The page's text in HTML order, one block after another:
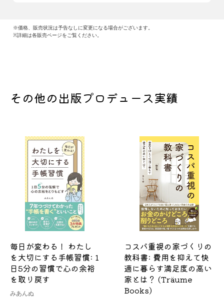
※価格、販売状況は予告なしに変更になる場合がございます。
※詳細は各販売ページをご覧ください。
その他の出版プロデュース実績
毎日が変わる！ わたし
を大切にする手帳習慣: 1
日5分の習慣で心の余裕
を取り戻す
みあんぬ
コスパ重視の家づくりの
教科書: 費用を抑えて快
適に暮らす満足度の高い
家とは？ (Träume
Books)